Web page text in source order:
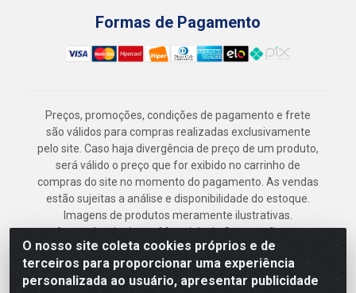
O nosso site coleta cookies próprios e de
terceiros para proporcionar uma experiência
personalizada ao usuário, apresentar publicidade
Formas de Pagamento
Preços, promoções, condições de pagamento e frete
são válidos para compras realizadas exclusivamente
pelo site. Caso haja divergência de preço de um produto,
será válido o preço que for exibido no carrinho de
compras do site no momento do pagamento. As vendas
estão sujeitas a análise e disponibilidade do estoque.
Imagens de produtos meramente ilustrativas.
Armazém Jenipapo Materiais de Construção em
Geral LTDA - Rua das Flores, 2691 - Guabiraba,
Recife/PE - CEP 52.291-630 - CNPJ
41.097.379/0001-